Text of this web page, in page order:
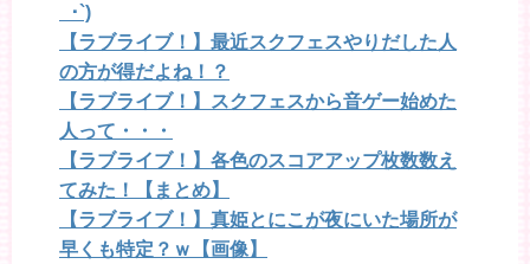
_･`)
【ラブライブ！】最近スクフェスやりだした人
の方が得だよね！？
【ラブライブ！】スクフェスから音ゲー始めた
人って・・・
【ラブライブ！】各色のスコアアップ枚数数え
てみた！【まとめ】
【ラブライブ！】真姫とにこが夜にいた場所が
早くも特定？ｗ【画像】